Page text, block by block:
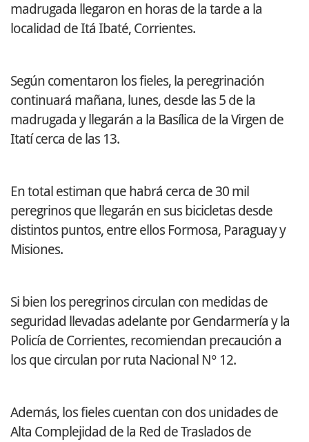
madrugada llegaron en horas de la tarde a la
localidad de Itá Ibaté, Corrientes.
Según comentaron los fieles, la peregrinación
continuará mañana, lunes, desde las 5 de la
madrugada y llegarán a la Basílica de la Virgen de
Itatí cerca de las 13.
En total estiman que habrá cerca de 30 mil
peregrinos que llegarán en sus bicicletas desde
distintos puntos, entre ellos Formosa, Paraguay y
Misiones.
Si bien los peregrinos circulan con medidas de
seguridad llevadas adelante por Gendarmería y la
Policía de Corrientes, recomiendan precaución a
los que circulan por ruta Nacional N° 12.
Además, los fieles cuentan con dos unidades de
Alta Complejidad de la Red de Traslados de